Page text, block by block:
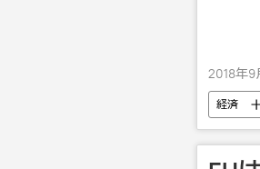
2018年9
経済